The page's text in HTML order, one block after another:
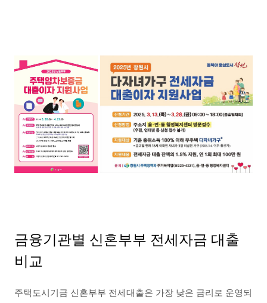
금융기관별 신혼부부 전세자금 대출
비교
주택도시기금 신혼부부 전세대출은 가장 낮은 금리로 운영되